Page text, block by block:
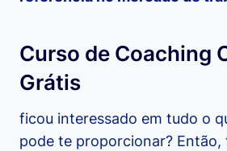
Curso de Coaching
Grátis
ficou interessado em tudo o
pode te proporcionar? Então,